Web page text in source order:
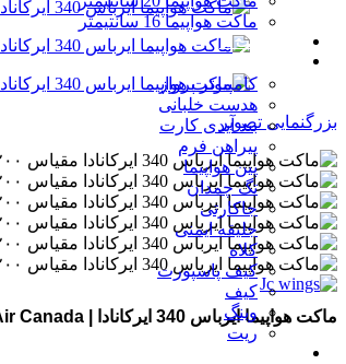
ماکت هواپیما 16 سانتیمتر
سایر ماکت ها
کامپیوتر پرواز
هدست خلبانی
بند آیدی کارت
پیراهن فرم
پین هواپیما
تگ چمدان
جاکارتی
جلیقه ایمنی
کلاه
کیف پاسپورت
کیف
وینگ
ریت
بزرگنمایی تصویر
ماکت هواپیما ایرباس 340 ایرکانادا | Jc Wings 1:200 Airbus A340-500 Air Canada